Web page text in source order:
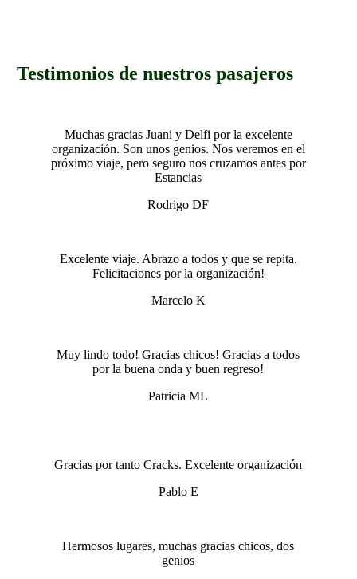
Testimonios de nuestros pasajeros
Muchas gracias Juani y Delfi por la excelente
organización. Son unos genios. Nos veremos en el
próximo viaje, pero seguro nos cruzamos antes por
Estancias
Rodrigo DF
Excelente viaje. Abrazo a todos y que se repita.
Felicitaciones por la organización!
Marcelo K
Muy lindo todo! Gracias chicos! Gracias a todos
por la buena onda y buen regreso!
Patricia ML
Gracias por tanto Cracks. Excelente organización
Pablo E
Hermosos lugares, muchas gracias chicos, dos
genios